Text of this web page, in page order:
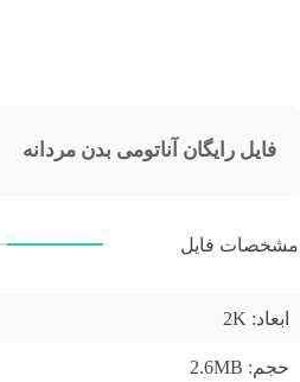
فایل رایگان آناتومی بدن مردانه
مشخصات فایل
ابعاد:
حجم: